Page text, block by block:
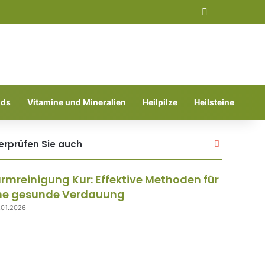
Vitamine und Mineralien Heilpilze Heilsteine
Sie auch Schließen
Kur: Effektive Methoden für
gesunde Verdauung